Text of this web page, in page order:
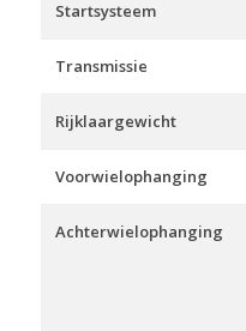
Startsysteem
Transmissie
Rijklaargewicht
Voorwielophanging
Achterwielophanging